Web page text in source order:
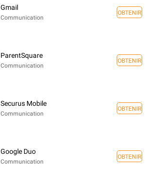
Gmail
Communication
OBTENIR
ParentSquare
Communication
OBTENIR
Securus Mobile
Communication
OBTENIR
Google Duo
Communication
OBTENIR